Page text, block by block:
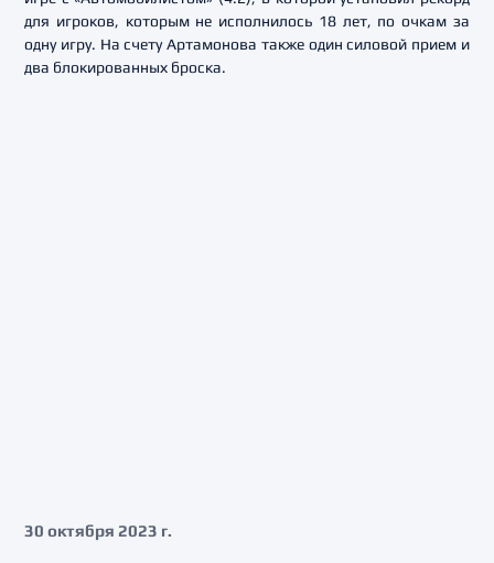
для игроков, которым не исполнилось 18 лет, по очкам за
одну игру. На счету Артамонова также один силовой прием и
два блокированных броска.
30 октября 2023 г.